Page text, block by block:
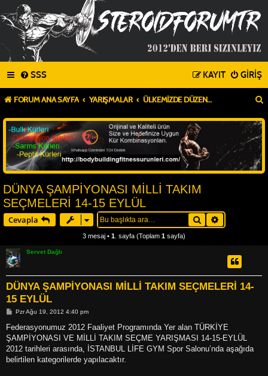
SSS GIRIŞ
KAYIT
FORUM ANA SAYFA YARIŞMALAR ÜLKEMIZDE DÜZENLENEN MÜSABAKALAR
DÜNYA ŞAMPİYONASI MİLLİ TAKIM
SEÇMELERİ 14-15 EYLÜL
Cevapla Ara
3 mesaj • 1 . sayfa (Toplam 1 sayfa)
Servet Dağlı
DÜNYA ŞAMPİYONASI MİLLİ TAKIM SEÇMELERİ 14-
15 EYLÜL
M
s
j
Pzr Ağu 19, 2012 4:40 pm
Federasyonumuz 2012 Faaliyet Programında Yer alan TÜRKİYE
ŞAMPİYONASI VE MİLLİ TAKIM SEÇME YARIŞMASI 14-15-EYLÜL
2012 tarihleri arasında, İSTANBUL LİFE GYM Spor Salonu’nda aşağıda
belirtilen kategorilerde yapılacaktır.